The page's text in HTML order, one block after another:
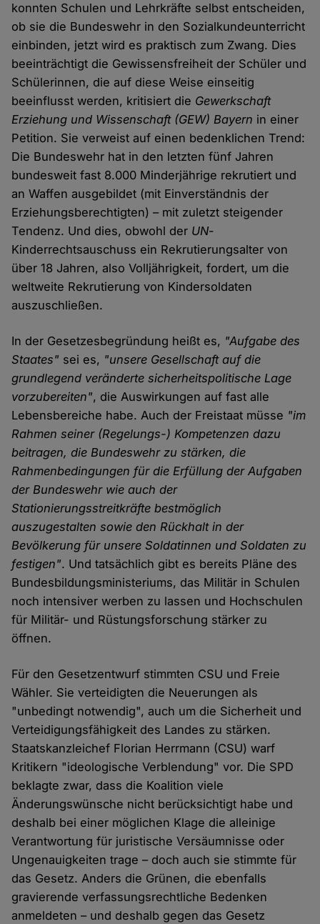
konnten Schulen und Lehrkräfte selbst entscheiden,
ob sie die Bundeswehr in den Sozialkundeunterricht
einbinden, jetzt wird es praktisch zum Zwang. Dies
beeinträchtigt die Gewissensfreiheit der Schüler und
Schülerinnen, die auf diese Weise einseitig
beeinflusst werden, kritisiert die Gewerkschaft
Erziehung und Wissenschaft (GEW) Bayern in einer
Petition. Sie verweist auf einen bedenklichen Trend:
Die Bundeswehr hat in den letzten fünf Jahren
bundesweit fast 8.000 Minderjährige rekrutiert und
an Waffen ausgebildet (mit Einverständnis der
Erziehungsberechtigten) – mit zuletzt steigender
Tendenz. Und dies, obwohl der UN-
Kinderrechtsauschuss ein Rekrutierungsalter von
über 18 Jahren, also Volljährigkeit, fordert, um die
weltweite Rekrutierung von Kindersoldaten
auszuschließen.
In der Gesetzesbegründung heißt es, "Aufgabe des
Staates" sei es, "unsere Gesellschaft auf die
grundlegend veränderte sicherheitspolitische Lage
vorzubereiten", die Auswirkungen auf fast alle
Lebensbereiche habe. Auch der Freistaat müsse "im
Rahmen seiner (Regelungs-) Kompetenzen dazu
beitragen, die Bundeswehr zu stärken, die
Rahmenbedingungen für die Erfüllung der Aufgaben
der Bundeswehr wie auch der
Stationierungsstreitkräfte bestmöglich
auszugestalten sowie den Rückhalt in der
Bevölkerung für unsere Soldatinnen und Soldaten zu
festigen". Und tatsächlich gibt es bereits Pläne des
Bundesbildungsministeriums, das Militär in Schulen
noch intensiver werben zu lassen und Hochschulen
für Militär- und Rüstungsforschung stärker zu
öffnen.
Für den Gesetzentwurf stimmten CSU und Freie
Wähler. Sie verteidigten die Neuerungen als
"unbedingt notwendig", auch um die Sicherheit und
Verteidigungsfähigkeit des Landes zu stärken.
Staatskanzleichef Florian Herrmann (CSU) warf
Kritikern "ideologische Verblendung" vor. Die SPD
beklagte zwar, dass die Koalition viele
Änderungswünsche nicht berücksichtigt habe und
deshalb bei einer möglichen Klage die alleinige
Verantwortung für juristische Versäumnisse oder
Ungenauigkeiten trage – doch auch sie stimmte für
das Gesetz. Anders die Grünen, die ebenfalls
gravierende verfassungsrechtliche Bedenken
anmeldeten – und deshalb gegen das Gesetz